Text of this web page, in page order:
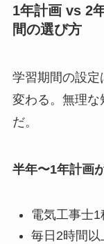
1年計画 vs 2
間の選び方
学習期間の設定
変わる。無理な
だ。
半年〜1年計画
電気工事士
毎日2時間以